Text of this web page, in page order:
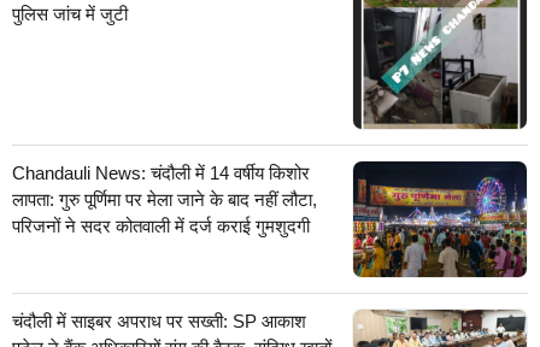
पुलिस जांच में जुटी
Chandauli News: चंदौली में 14 वर्षीय किशोर
लापता: गुरु पूर्णिमा पर मेला जाने के बाद नहीं लौटा,
परिजनों ने सदर कोतवाली में दर्ज कराई गुमशुदगी
चंदौली में साइबर अपराध पर सख्ती: SP आकाश